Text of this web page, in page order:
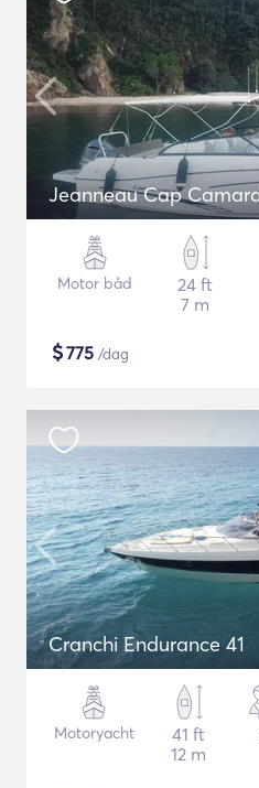
Jeanneau Cap
Motor båd
24 ft
7 m
$775 /dag
Cranchi Endurance 41
Motoryacht
41 ft
12 m